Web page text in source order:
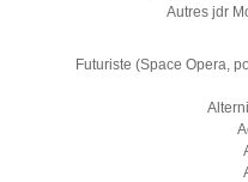
Autres jdr
Futuriste (Space Opera,